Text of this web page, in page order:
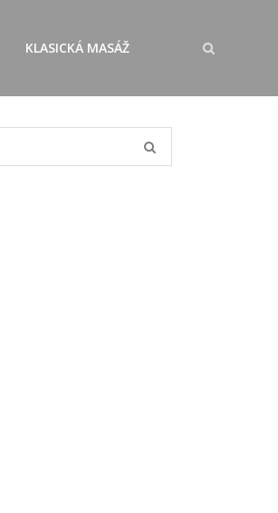
KLASICKÁ MASÁŽ